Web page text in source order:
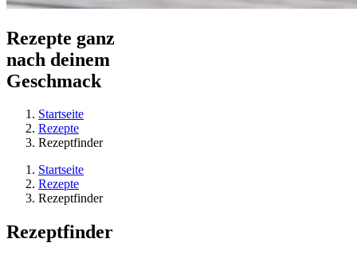
Rezepte ganz
nach deinem
Geschmack
Startseite
Rezepte
Rezeptfinder
Startseite
Rezepte
Rezeptfinder
Rezeptfinder